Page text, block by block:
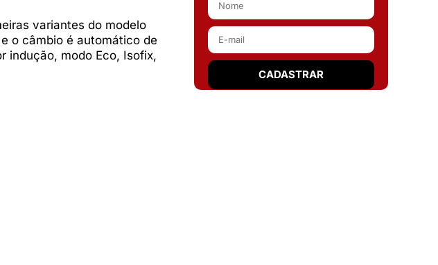
variantes do modelo
o câmbio é automático de
indução, modo Eco, Isofix,